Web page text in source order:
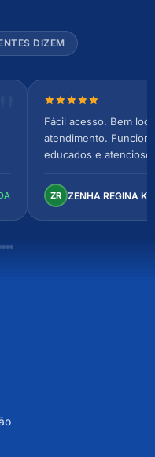
DIZEM
Nota 5 de 5
Fácil acesso. Bem
atendimento.
educados e
Perfeito!
ZR ZENHA REGINA